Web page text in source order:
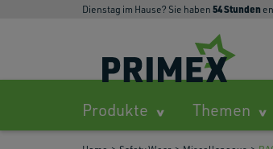
Dienstag im Hause? Sie haben 54Stunden en
Produkte Themen